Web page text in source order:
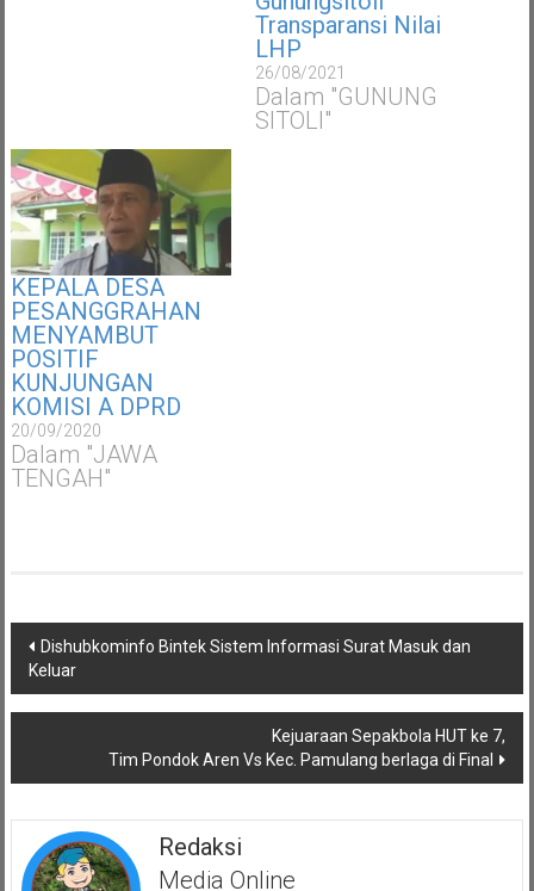
Transparansi Nilai
LHP
26/08/2021
Dalam "GUNUNG
SITOLI"
KEPALA DESA
PESANGGRAHAN
MENYAMBUT
POSITIF
KUNJUNGAN
KOMISI A DPRD
20/09/2020
Dalam "JAWA
TENGAH"
Navigasi
pos
Dishubkominfo Bintek Sistem Informasi Surat Masuk dan
Keluar
Kejuaraan Sepakbola HUT ke 7,
Tim Pondok Aren Vs Kec. Pamulang berlaga di Final
Redaksi
Media Online